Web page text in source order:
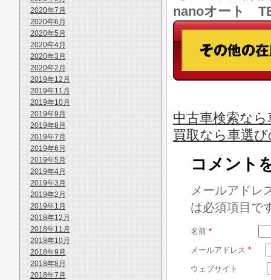
2020年7月
2020年6月
2020年5月
2020年4月
2020年3月
2020年2月
2019年12月
2019年11月
2019年10月
2019年9月
2019年8月
2019年7月
2019年6月
2019年5月
2019年4月
2019年3月
2019年2月
2019年1月
2018年12月
2018年11月
2018年10月
2018年9月
2018年8月
2018年7月
nanoオート
中古車検索な
買取なら車選
コメント
メールアドレ
は必須項目で
名前 *
メールアドレス *
ウェブサイト